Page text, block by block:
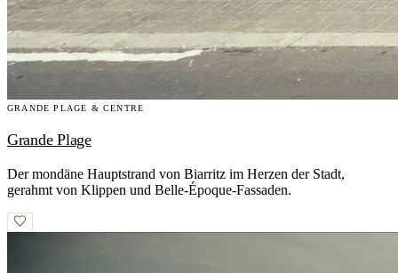
GRANDE PLAGE & CENTRE
Grande Plage
Der mondäne Hauptstrand von Biarritz im Herzen der Stadt,
gerahmt von Klippen und Belle-Époque-Fassaden.